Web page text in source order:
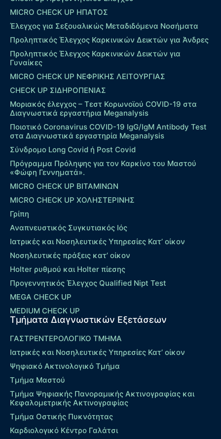
MICRO CHECK UP HΠΑΤΟΣ
Έλεγχος για Σεξουαλικώς Μεταδιδόμενα Νοσήματα
Προληπτικός Έλεγχος Καρκινικών Δεικτών για Άνδρες
Προληπτικός Έλεγχος Καρκινικών Δεικτών για
Γυναίκες
MICRO CHECK UP ΝΕΦΡΙΚΗΣ ΛΕΙΤΟΥΡΓΙΑΣ
CHECK UP ΣΙΔΗΡΟΠΕΝΙΑΣ
Μοριακός έλεγχος – Τεστ Κορωνοϊού COVID-19 στα
Διαγνωστικά εργαστήρια Meganalysis
Ποιοτικό Coronavirus COVID-19 IgG/IgM Antibody Test
στα Διαγνωστικά εργαστηρία Meganalysis
Σύνδρομο Long Covid ή Post Covid
Πρόγραμμα Πρόληψης για τον Καρκίνο του Μαστού
«Φώφη Γεννηματά».
MICRO CHECK UP ΒΙΤΑΜΙΝΩΝ
MICRO CHECK UP ΧΟΛΗΣΤΕΡΙΝΗΣ
Γρίπη
Αναπνευστικός Συγκυτιακός Ιός
Ιατρικές και Νοσηλευτικές Υπηρεσίες Κατ’ οίκον
Νοσηλευτικές πράξεις κατ’ οίκον
Holter ρυθμού και Holter πίεσης
Προγεννητικός Έλεγχος Qualified Nipt Test
MEGA CHECK UP
MEDIUM CHECK UP
Τμήματα Διαγνωστικών Εξετάσεων
ΓΑΣΤΡΕΝΤΕΡΟΛΟΓΙΚΟ ΤΜΗΜΑ
Ιατρικές και Νοσηλευτικές Υπηρεσίες Κατ’ οίκον
Ψηφιακό Ακτινολογικό Τμήμα
Τμήμα Μαστού
Τμήμα Ψηφιακής Πανοραμικής Ακτινογραφίας και
Κεφαλομετρικής Ακτινογραφίας
Τμήμα Οστικής Πυκνότητας
Καρδιολογικό Κέντρο Γαλάτσι